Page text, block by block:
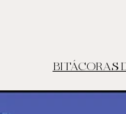
BITÁCORAS